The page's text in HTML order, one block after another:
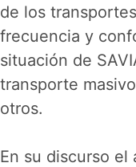
de los
frecuencia y
situación de
transporte
otros.
En su discurso el